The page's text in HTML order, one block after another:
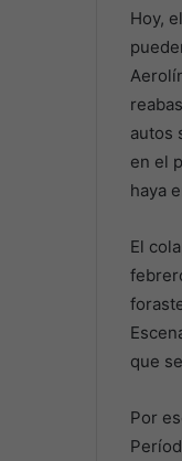
Hoy,
autos
en el
haya
El
que
Por